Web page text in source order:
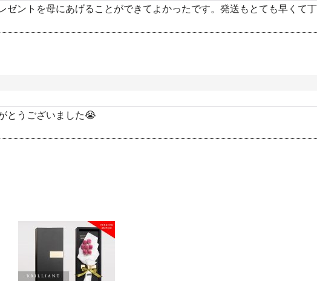
ゼントを母にあげることができてよかったです。発送もとても早くて
とうございました😭